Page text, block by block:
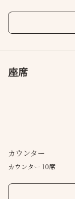
座席
カウンター
カウンター 10席